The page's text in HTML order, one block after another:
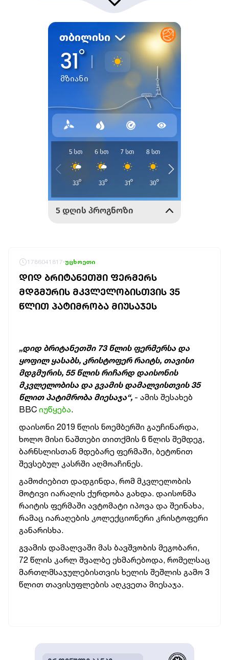
1786041817 უცხოეთი
ᲓᲘᲓ ᲑᲠᲘᲢᲐᲜᲔᲗᲨᲘ ᲤᲔᲠᲛᲔᲠᲡ
ᲛᲓᲒᲛᲣᲠᲘᲡ ᲛᲙᲕᲚᲔᲚᲝᲑᲘᲡᲗᲕᲘᲡ 35
ᲬᲚᲘᲗ ᲞᲐᲢᲘᲛᲠᲝᲑᲐ ᲛᲘᲣᲡᲐᲯᲔᲡ
„დიდ ბრიტანეთში 73 წლის ფერმერსა და
ყოფილ ყასაბს, კრისტოფერ რაიტს, თავისი
მდგმურის, 55 წლის რიჩარდ დაისონის
მკვლელობისა და გვამის დამალვისთვის 35
წლით პატიმრობა მიესაჯა“, - ამის შესახებ
BBC იუწყება.
დაისონი 2019 წლის ნოემბერში გაუჩინარდა,
ხოლო მისი ნაშთები თითქმის 6 წლის შემდეგ,
ბარნსლისთან მდებარე ფერმაში, ბეტონით
შევსებულ კასრში აღმოაჩინეს.
გამოძიებით დადგინდა, რომ მკვლელობის
მოტივი იარაღის ქურდობა გახდა. დაისონმა
რაიტის ფერმაში ავტომატი იპოვა და შეინახა,
რამაც იარაღების კოლექციონერი კრისტოფერი
განარისხა.
გვამის დამალვაში მას ბავშვობის მეგობარი,
72 წლის კარლ შვალბე ეხმარებოდა, რომელსაც
მართლმსაჯულებისთვის ხელის შეშლის გამო 3
წლით თავისუფლების აღკვეთა მიესაჯა.